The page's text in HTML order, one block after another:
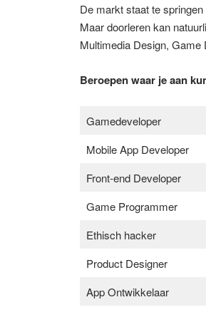
De markt staat te
Maar doorleren kan
Multimedia Design,
Beroepen waar je aan
Gamedeveloper​
Mobile App Developer​
Front-end Developer​
Game Programmer
Ethisch hacker​
Product Designer​
App Ontwikkelaar​